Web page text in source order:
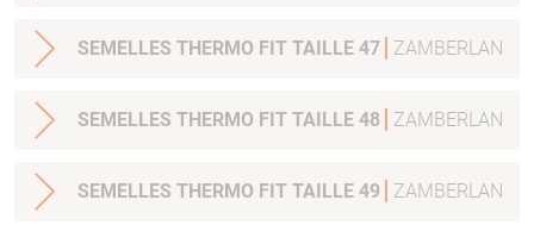
SEMELLES THERMO FIT TAILLE 47 ZAMBERLAN
SEMELLES THERMO FIT TAILLE 48 ZAMBERLAN
SEMELLES THERMO FIT TAILLE 49 ZAMBERLAN